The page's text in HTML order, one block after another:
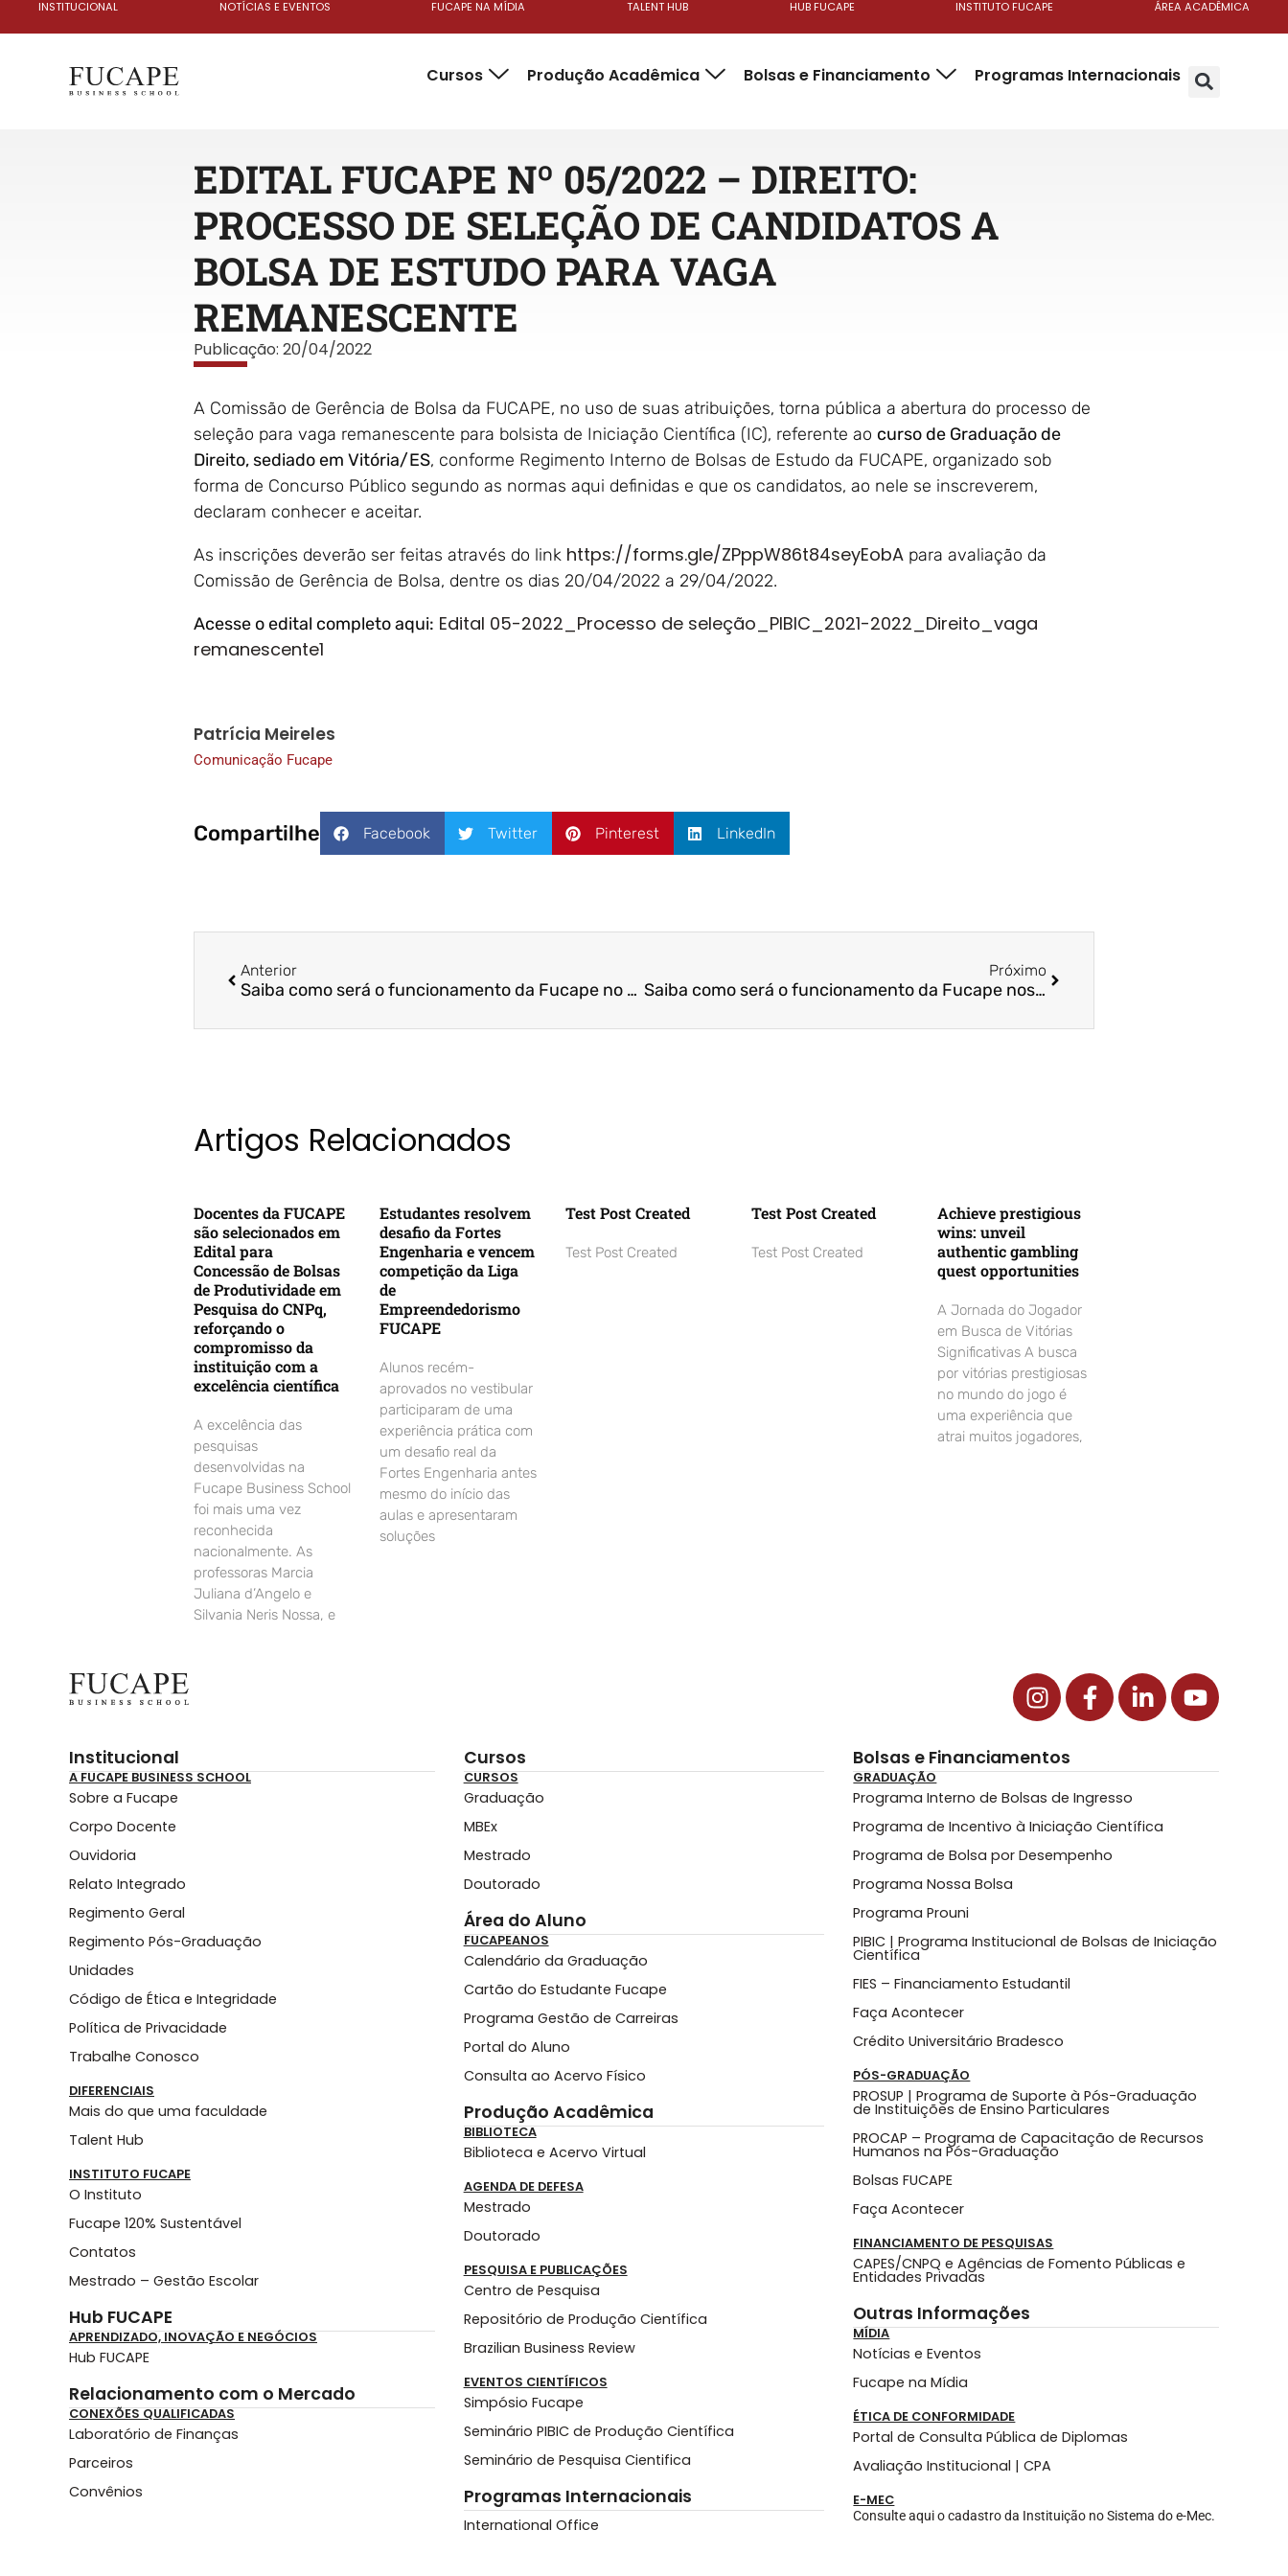
INSTITUCIONAL NOTÍCIAS E EVENTOS FUCAPE NA MÍDIA TALENT HUB HUB FUCAPE INSTITUTO FUCAPE ÁREA ACADÊMICA
Cursos Produção Acadêmica Bolsas e Financiamento Programas Internacionais
EDITAL FUCAPE Nº 05/2022 – DIREITO:
PROCESSO DE SELEÇÃO DE CANDIDATOS A
BOLSA DE ESTUDO PARA VAGA
REMANESCENTE
Publicação: 20/04/2022
A Comissão de Gerência de Bolsa da FUCAPE, no uso de suas atribuições, torna pública a abertura do processo de
seleção para vaga remanescente para bolsista de Iniciação Científica (IC), referente ao curso de Graduação de
Direito, sediado em Vitória/ES, conforme Regimento Interno de Bolsas de Estudo da FUCAPE, organizado sob
forma de Concurso Público segundo as normas aqui definidas e que os candidatos, ao nele se inscreverem,
declaram conhecer e aceitar.
As inscrições deverão ser feitas através do link https://forms.gle/ZPppW86t84seyEobApara avaliação da
Comissão de Gerência de Bolsa, dentre os dias 20/04/2022 a 29/04/2022.
Acesse o edital completo aqui: Edital 05-2022_Processo de seleção_PIBIC_2021-2022_Direito_vaga
remanescente1
Patrícia Meireles
Comunicação Fucape
Compartilhe Facebook Twitter Pinterest LinkedIn
Anterior
Saiba como será o funcionamento da Fucape no feriado de Semana Santa
Próximo
Saiba como será o funcionamento da Fucape nos feriados da semana
Artigos Relacionados
Docentes da FUCAPE
são selecionados em
Edital para
Concessão de Bolsas
de Produtividade em
Pesquisa do CNPq,
reforçando o
compromisso da
instituição com a
excelência científica
A excelência das
pesquisas
desenvolvidas na
Fucape Business School
foi mais uma vez
reconhecida
nacionalmente. As
professoras Marcia
Juliana d’Angelo e
Silvania Neris Nossa, e
Estudantes resolvem
desafio da Fortes
Engenharia e vencem
competição da Liga
de
Empreendedorismo
FUCAPE
Alunos recém-
aprovados no vestibular
participaram de uma
experiência prática com
um desafio real da
Fortes Engenharia antes
mesmo do início das
aulas e apresentaram
soluções
Test Post Created
Test Post Created
Test Post Created
Test Post Created
Achieve prestigious
wins: unveil
authentic gambling
quest opportunities
A Jornada do Jogador
em Busca de Vitórias
Significativas A busca
por vitórias prestigiosas
no mundo do jogo é
uma experiência que
atrai muitos jogadores,
Institucional
A FUCAPE BUSINESS SCHOOL
Sobre a Fucape
Corpo Docente
Ouvidoria
Relato Integrado
Regimento Geral
Regimento Pós-Graduação
Unidades
Código de Ética e Integridade
Política de Privacidade
Trabalhe Conosco
DIFERENCIAIS
Mais do que uma faculdade
Talent Hub
INSTITUTO FUCAPE
O Instituto
Fucape 120% Sustentável
Contatos
Mestrado – Gestão Escolar
Hub FUCAPE
APRENDIZADO, INOVAÇÃO E NEGÓCIOS
Hub FUCAPE
Relacionamento com o Mercado
CONEXÕES QUALIFICADAS
Laboratório de Finanças
Parceiros
Convênios
Cursos
CURSOS
Graduação
MBEx
Mestrado
Doutorado
Área do Aluno
FUCAPEANOS
Calendário da Graduação
Cartão do Estudante Fucape
Programa Gestão de Carreiras
Portal do Aluno
Consulta ao Acervo Físico
Produção Acadêmica
BIBLIOTECA
Biblioteca e Acervo Virtual
AGENDA DE DEFESA
Mestrado
Doutorado
PESQUISA E PUBLICAÇÕES
Centro de Pesquisa
Repositório de Produção Científica
Brazilian Business Review
EVENTOS CIENTÍFICOS
Simpósio Fucape
Seminário PIBIC de Produção Científica
Seminário de Pesquisa Cientifica
Programas Internacionais
International Office
Bolsas e Financiamentos
GRADUAÇÃO
Programa Interno de Bolsas de Ingresso
Programa de Incentivo à Iniciação Científica
Programa de Bolsa por Desempenho
Programa Nossa Bolsa
Programa Prouni
PIBIC | Programa Institucional de Bolsas de Iniciação
Científica
FIES – Financiamento Estudantil
Faça Acontecer
Crédito Universitário Bradesco
PÓS-GRADUAÇÃO
PROSUP | Programa de Suporte à Pós-Graduação
de Instituições de Ensino Particulares
PROCAP – Programa de Capacitação de Recursos
Humanos na Pós-Graduação
Bolsas FUCAPE
Faça Acontecer
FINANCIAMENTO DE PESQUISAS
CAPES/CNPQ e Agências de Fomento Públicas e
Entidades Privadas
Outras Informações
MÍDIA
Notícias e Eventos
Fucape na Mídia
ÉTICA DE CONFORMIDADE
Portal de Consulta Pública de Diplomas
Avaliação Institucional | CPA
E-MEC
Consulte aqui o cadastro da Instituição no Sistema do e-Mec.